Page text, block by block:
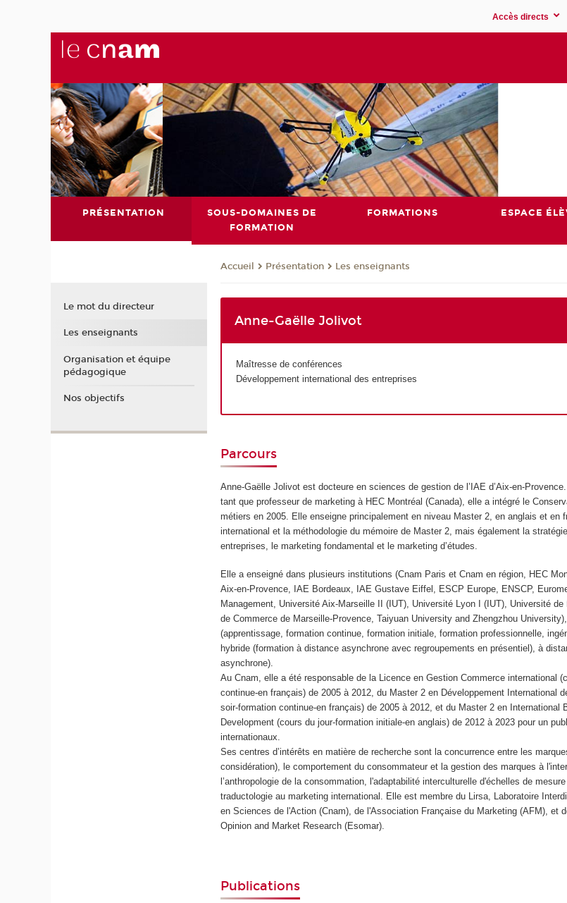
Accès directs
PRÉSENTATION
SOUS-DOMAINES DE
FORMATION
FORMATIONS ESPACE
Accueil Présentation Les enseignants
Anne-Gaëlle Jolivot
Maîtresse de conférences
Développement international des entreprises
Parcours
Anne-Gaëlle Jolivot est docteure en sciences de gestion de l’IAE d’Aix-en-
tant que professeur de marketing à HEC Montréal (Canada), elle a intégré le
métiers en 2005. Elle enseigne principalement en niveau Master 2, en anglais et en
international et la méthodologie du mémoire de Master 2, mais également la
entreprises, le marketing fondamental et le marketing d’études.
Elle a enseigné dans plusieurs institutions (Cnam Paris et Cnam en région, HEC
Aix-en-Provence, IAE Bordeaux, IAE Gustave Eiffel, ESCP Europe, ENSCP,
Management, Université Aix-Marseille II (IUT), Université Lyon I (IUT), Université
de Commerce de Marseille-Provence, Taiyuan University and Zhengzhou
(apprentissage, formation continue, formation initiale, formation professionnelle,
hybride (formation à distance asynchrone avec regroupements en présentiel), à
asynchrone).
Au Cnam, elle a été responsable de la Licence en Gestion Commerce international
continue-en français) de 2005 à 2012, du Master 2 en Développement International
soir-formation continue-en français) de 2005 à 2012, et du Master 2 en International
Development (cours du jour-formation initiale-en anglais) de 2012 à 2023 pour un
internationaux.
Ses centres d’intérêts en matière de recherche sont la concurrence entre les
considération), le comportement du consommateur et la gestion des marques à
l’anthropologie de la consommation, l'adaptabilité interculturelle d'échelles de
traductologie au marketing international. Elle est membre du Lirsa, Laboratoire
en Sciences de l'Action (Cnam), de l'Association Française du Marketing (AFM), et
Opinion and Market Research (Esomar).
Publications
Le mot du directeur
Les enseignants
Organisation et équipe
pédagogique
Nos objectifs